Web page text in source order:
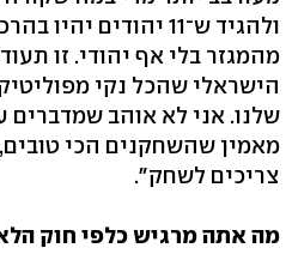
מהמגזר בלי אף יהודי. זו
הישראלי שהכל נקי
שלנו. אני לא אוהב שמדברים
מאמין שהשחקנים הכי
צריכים לשחק".
מה אתה מרגיש כלפי חוק